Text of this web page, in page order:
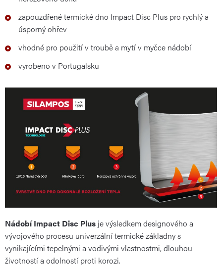
zapouzdřené termické dno Impact Disc Plus pro rychlý a
úsporný ohřev
vhodné pro použití v troubě a mytí v myčce nádobí
vyrobeno v Portugalsku
Nádobí Impact Disc Plus je výsledkem designového a
vývojového procesu univerzální termické základny s
vynikajícími tepelnými a vodivými vlastnostmi, dlouhou
životností a odolností proti korozi.